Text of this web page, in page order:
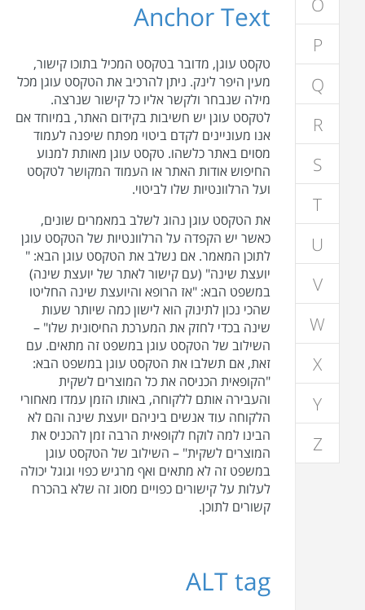
O
P
Q
R
S
T
U
V
W
X
Y
Z
Anchor Text
טקסט עוגן, מדובר בטקסט המכיל בתוכו קישור,
מעין היפר לינק. ניתן להרכיב את הטקסט עוגן מכל
מילה שנבחר ולקשר אליו כל קישור שנרצה.
לטקסט עוגן יש חשיבות בקידום האתר, במיוחד אם
אנו מעוניינים לקדם ביטוי מפתח שיפנה לעמוד
מסוים באתר כלשהו. טקסט עוגן מאותת למנוע
החיפוש אודות האתר או העמוד המקושר לטקסט
ועל הרלוונטיות שלו לביטוי.
את הטקסט עוגן נהוג לשלב במאמרים שונים,
כאשר יש הקפדה על הרלוונטיות של הטקסט עוגן
לתוכן המאמר. אם נשלב את הטקסט עוגן הבא: "
יועצת שינה" (עם קישור לאתר של יועצת שינה)
במשפט הבא: "אז הרופא והיועצת שינה החליטו
שהכי נכון לתינוק הוא לישון כמה שיותר שעות
שינה בכדי לחזק את המערכת החיסונית שלו" –
השילוב של הטקסט עוגן במשפט זה מתאים. עם
זאת, אם תשלבו את הטקסט עוגן במשפט הבא:
"הקופאית הכניסה את כל המוצרים לשקית
והעבירה אותם ללקוחה, באותו הזמן עמדו מאחורי
הלקוחה עוד אנשים ביניהם יועצת שינה והם לא
הבינו למה לוקח לקופאית הרבה זמן להכניס את
המוצרים לשקית" – השילוב של הטקסט עוגן
במשפט זה לא מתאים ואף מרגיש כפוי וגוגל יכולה
לעלות על קישורים כפויים מסוג זה שלא בהכרח
קשורים לתוכן.
ALT tag